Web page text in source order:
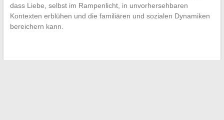
dass Liebe, selbst im Rampenlicht, in unvorhersehbaren
Kontexten erblühen und die familiären und sozialen Dynamiken
bereichern kann.